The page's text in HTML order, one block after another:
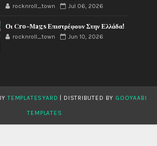
rocknroll_town Jul 06, 2026
Οι Cro-Mags Επιστρέφουν Στην Ελλάδα!
rocknroll_town Jun 10, 2026
TEMPLATESYARD | DISTRIBUTED BY GOOYAABI
TEMPLATES